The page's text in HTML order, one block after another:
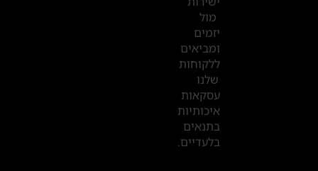
מול
יזמים
ומביאים
ללקוחות
שלנו
עסקאות
איכותיות
בתנאים
בלעדיים.